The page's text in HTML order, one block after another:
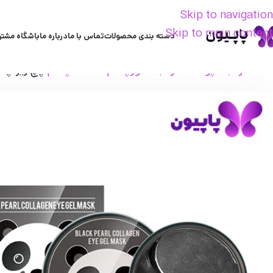
Skip to navigation
Skip to main contentدسته بندی محصولاتتماس با مادرباره ماباشگاه
مراقبت پوست مراقبت دورچشم ماسک چشم پچ زیر